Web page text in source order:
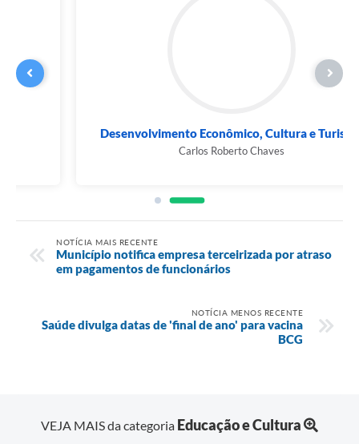
Desenvolvimento Econômico, Cultura e Turismo
Carlos Roberto Chaves
NOTÍCIA MAIS RECENTE
Município notifica empresa terceirizada por atraso
em pagamentos de funcionários
NOTÍCIA MENOS RECENTE
Saúde divulga datas de 'final de ano' para vacina
BCG
VEJA MAIS da categoria Educação e Cultura